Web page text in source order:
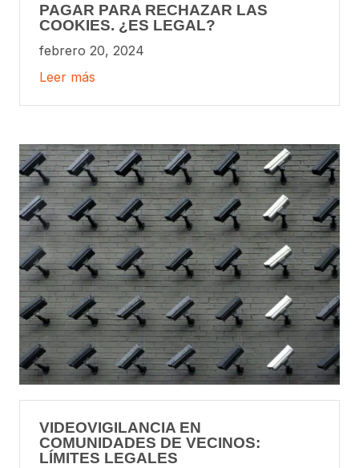
PAGAR PARA RECHAZAR LAS
COOKIES. ¿ES LEGAL?
febrero 20, 2024
Leer más
VIDEOVIGILANCIA EN
COMUNIDADES DE VECINOS:
LÍMITES LEGALES